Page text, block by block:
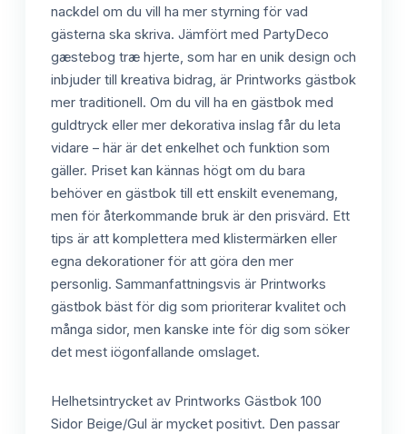
nackdel om du vill ha mer styrning för vad
gästerna ska skriva. Jämfört med PartyDeco
gæstebog træ hjerte, som har en unik design och
inbjuder till kreativa bidrag, är Printworks gästbok
mer traditionell. Om du vill ha en gästbok med
guldtryck eller mer dekorativa inslag får du leta
vidare – här är det enkelhet och funktion som
gäller. Priset kan kännas högt om du bara
behöver en gästbok till ett enskilt evenemang,
men för återkommande bruk är den prisvärd. Ett
tips är att komplettera med klistermärken eller
egna dekorationer för att göra den mer
personlig. Sammanfattningsvis är Printworks
gästbok bäst för dig som prioriterar kvalitet och
många sidor, men kanske inte för dig som söker
det mest iögonfallande omslaget.
Helhetsintrycket av Printworks Gästbok 100
Sidor Beige/Gul är mycket positivt. Den passar